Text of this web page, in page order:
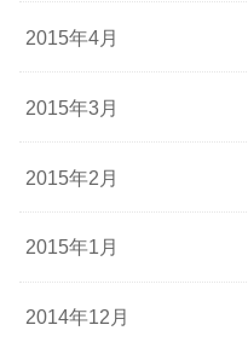
2015年4月
2015年3月
2015年2月
2015年1月
2014年12月